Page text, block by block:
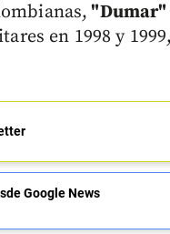
en 1998 y
Google News